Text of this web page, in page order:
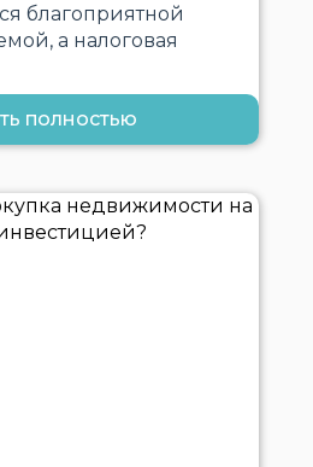
благоприятной
а налоговая
полностью